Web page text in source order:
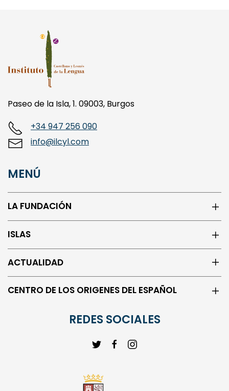
Paseo de la Isla, 1. 09003, Burgos
+34 947 256 090
info@ilcyl.com
MENÚ
LA FUNDACIÓN
ISLAS
ACTUALIDAD
CENTRO DE LOS ORIGENES DEL ESPAÑOL
REDES SOCIALES